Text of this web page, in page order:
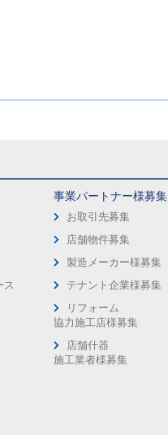
ス
事業パートナー様募集
お取引先募集
店舗物件募集
製造メーカー様募集
テナント企業様募集
リフォーム
協力施工店様募集
店舗什器
施工業者様募集